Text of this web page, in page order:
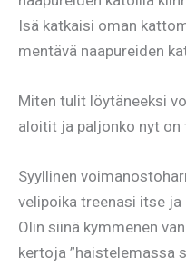
Isä katkaisi oman
mentävä naapureiden
Miten tulit löytäneeksi
aloitit ja paljonko nyt on
Syyllinen
velipoika treenasi itse ja
Olin siinä kymmenen
kertoja ”haistelemassa